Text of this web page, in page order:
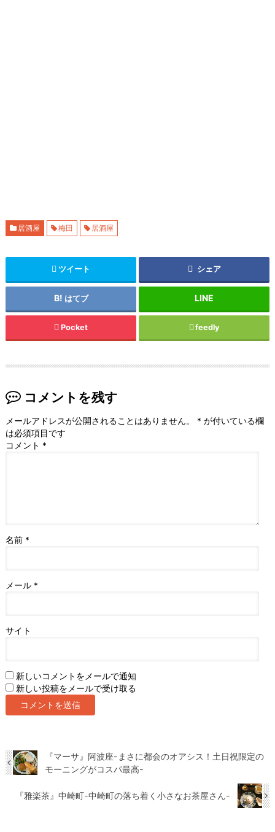
居酒屋 梅田 居酒屋
ツイート シェア
はてブ
Pocket feedly
コメントを残す
メールアドレスが公開されることはありません。 * が付いている欄
は必須項目です
コメント *
名前 *
メール *
サイト
新しいコメントをメールで通知
新しい投稿をメールで受け取る
『マーサ』阿波座-まさに都会のオアシス！土日祝限定の
モーニングがコスパ最高-
『雅楽茶』中崎町-中崎町の落ち着く小さなお茶屋さん-